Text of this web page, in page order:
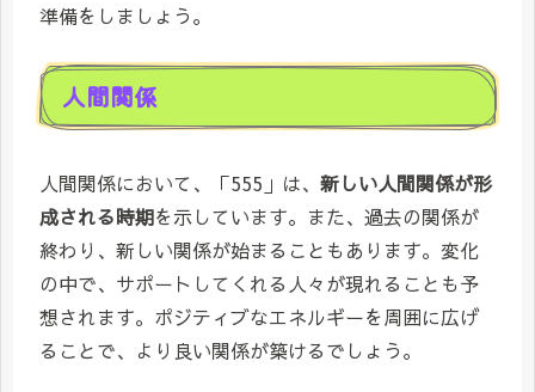
準備をしましょう。
人間関係
人間関係において、「555」は、 新しい人間関係が形
成される時期を示しています。また、過去の関係が
終わり、新しい関係が始まることもあります。変化
の中で、サポートしてくれる人々が現れることも予
想されます。ポジティブなエネルギーを周囲に広げ
ることで、より良い関係が築けるでしょう。